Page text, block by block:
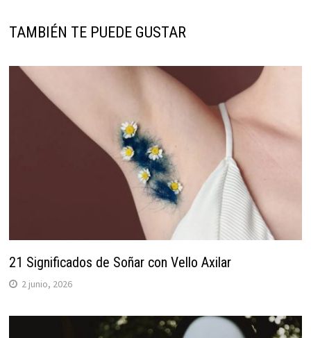
TAMBIÉN TE PUEDE GUSTAR
21 Significados de Soñar con Vello Axilar
2 junio, 2026